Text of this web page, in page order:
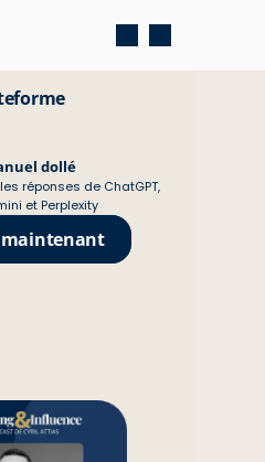
réponses de ChatGPT,
et Perplexity
dollé
maintenant